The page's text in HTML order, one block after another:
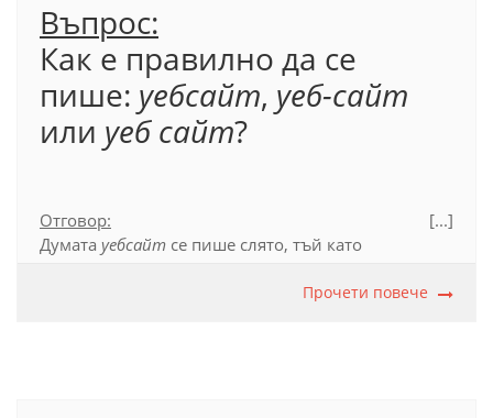
Въпрос:
Как е правилно да се
пише: уебсайт, уеб-сайт
или уеб сайт?
Отговор:
Думата уебсайт се пише слято, тъй като
пояснява втората и не
[...]
Прочети повече